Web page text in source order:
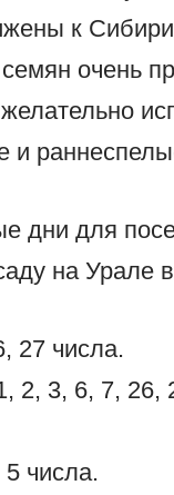
к
семян очень
и
дни для
на Урале
27 числа.
2, 3, 6, 7, 26,
числа.